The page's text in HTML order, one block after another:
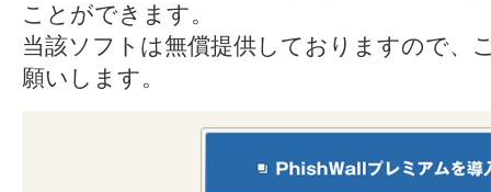
ことができます。
当該ソフトは無償提供しておりますので、
願いします。